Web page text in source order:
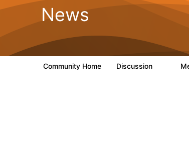
News
Community Home Discussion